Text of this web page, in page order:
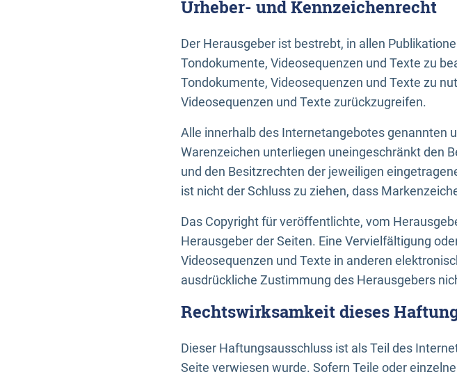
Urheber- und Kennzeichenrecht
Der Herausgeber ist bestrebt, in allen
Tondokumente, Videosequenzen und Texte zu
Tondokumente, Videosequenzen und Texte zu
Videosequenzen und Texte zurückzugreifen.
Alle innerhalb des Internetangebotes genannten
Warenzeichen unterliegen uneingeschränkt den
und den Besitzrechten der jeweiligen
ist nicht der Schluss zu ziehen, dass
Das Copyright für veröffentlichte, vom
Herausgeber der Seiten. Eine Vervielfältigung
Videosequenzen und Texte in anderen
ausdrückliche Zustimmung des Herausgebers
Rechtswirksamkeit dieses
Dieser Haftungsausschluss ist als Teil des
Seite verwiesen wurde. Sofern Teile oder